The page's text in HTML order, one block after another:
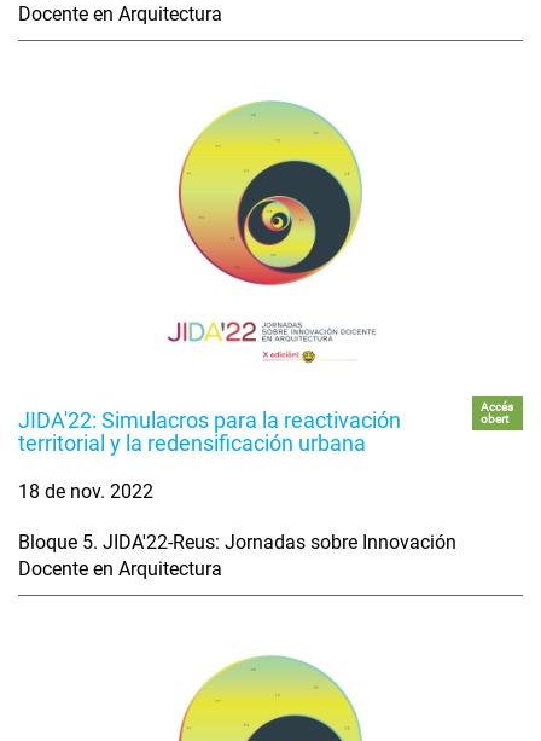
Docente en Arquitectura
JIDA'22: Simulacros para la reactivación
territorial y la redensificación urbana
Accés
obert
18 de nov. 2022
Bloque 5. JIDA'22-Reus: Jornadas sobre Innovación
Docente en Arquitectura